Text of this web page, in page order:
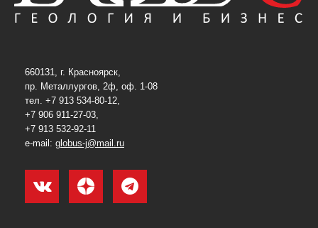
660131, г. Красноярск,
пр. Металлургов, 2ф, оф. 1-08
тел. +7 913 534-80-12,
+7 906 911-27-03,
+7 913 532-92-11
e-mail: globus-j@mail.ru